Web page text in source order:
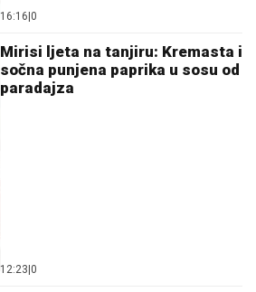
16:16 0
Mirisi ljeta na tanjiru: Kremasta i
sočna punjena paprika u sosu od
paradajza
12:23 0